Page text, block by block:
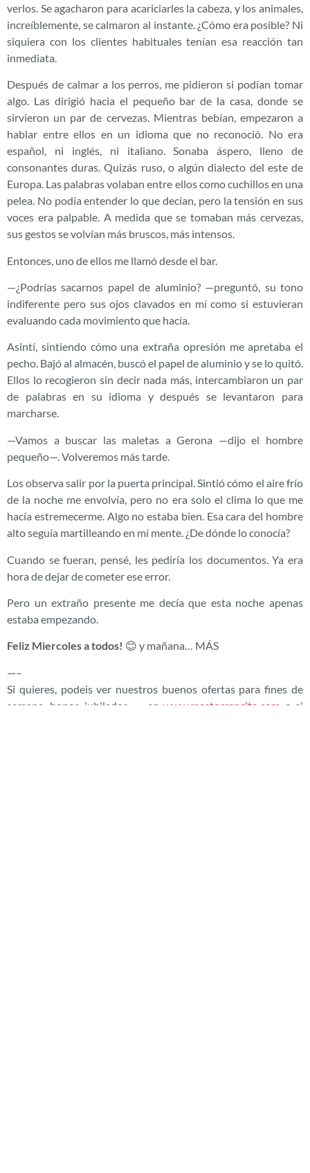
verlos. Se agacharon para acariciarles la cabeza, y los animales,
increíblemente, se calmaron al instante. ¿Cómo era posible? Ni
siquiera con los clientes habituales tenían esa reacción tan
inmediata.
Después de calmar a los perros, me pidieron si podían tomar
algo. Las dirigió hacia el pequeño bar de la casa, donde se
sirvieron un par de cervezas. Mientras bebían, empezaron a
hablar entre ellos en un idioma que no reconoció. No era
español, ni inglés, ni italiano. Sonaba áspero, lleno de
consonantes duras. Quizás ruso, o algún dialecto del este de
Europa. Las palabras volaban entre ellos como cuchillos en una
pelea. No podía entender lo que decían, pero la tensión en sus
voces era palpable. A medida que se tomaban más cervezas,
sus gestos se volvían más bruscos, más intensos.
Entonces, uno de ellos me llamó desde el bar.
—¿Podrías sacarnos papel de aluminio? —preguntó, su tono
indiferente pero sus ojos clavados en mí como si estuvieran
evaluando cada movimiento que hacía.
Asintí, sintiendo cómo una extraña opresión me apretaba el
pecho. Bajó al almacén, buscó el papel de aluminio y se lo quitó.
Ellos lo recogieron sin decir nada más, intercambiaron un par
de palabras en su idioma y después se levantaron para
marcharse.
—Vamos a buscar las maletas a Gerona —dijo el hombre
pequeño—. Volveremos más tarde.
Los observa salir por la puerta principal. Sintió cómo el aire frío
de la noche me envolvía, pero no era solo el clima lo que me
hacía estremecerme. Algo no estaba bien. Esa cara del hombre
alto seguía martilleando en mí mente. ¿De dónde lo conocía?
Cuando se fueran, pensé, les pediría los documentos. Ya era
hora de dejar de cometer ese error.
Pero un extraño presente me decía que esta noche apenas
estaba empezando.
Feliz Miercoles a todos! 😊 y mañana… MÁS
—–
Si quieres, podeis ver nuestros buenos ofertas para fines de
semana, bonos jubilados, … enwww.mastorrencito.com o si